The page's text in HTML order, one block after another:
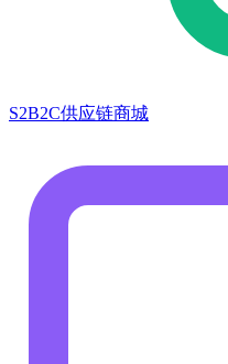
S2B2C供应链商城